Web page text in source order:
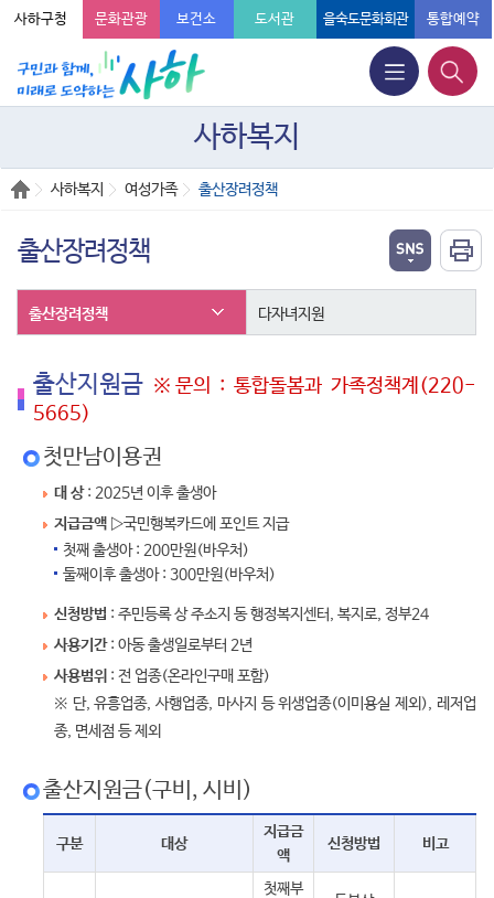
사하구청 문화관광 보건소 도서관 을숙도문화회관 통합예약
사하복지
사하복지 여성가족 출산장려정책
출산장려정책
출산장려정책 다자녀지원
출산지원금 ※문의 : 통합돌봄과 가족정책계(220-
5665)
첫만남이용권
대 상: 2025년 이후 출생아
지급금액 ▷국민행복카드에 포인트 지급
첫째 출생아 : 200만원(바우처)
둘째이후 출생아 : 300만원(바우처)
신청방법 : 주민등록 상 주소지 동 행정복지센터, 복지로, 정부24
사용기간: 아동 출생일로부터 2년
사용범위 : 전 업종(온라인구매 포함)
※ 단, 유흥업종, 사행업종, 마사지 등 위생업종(이미용실 제외), 레저업
종, 면세점 등 제외
출산지원금(구비, 시비)
구분 대상
지급금
액
신청방법 비고
첫째부